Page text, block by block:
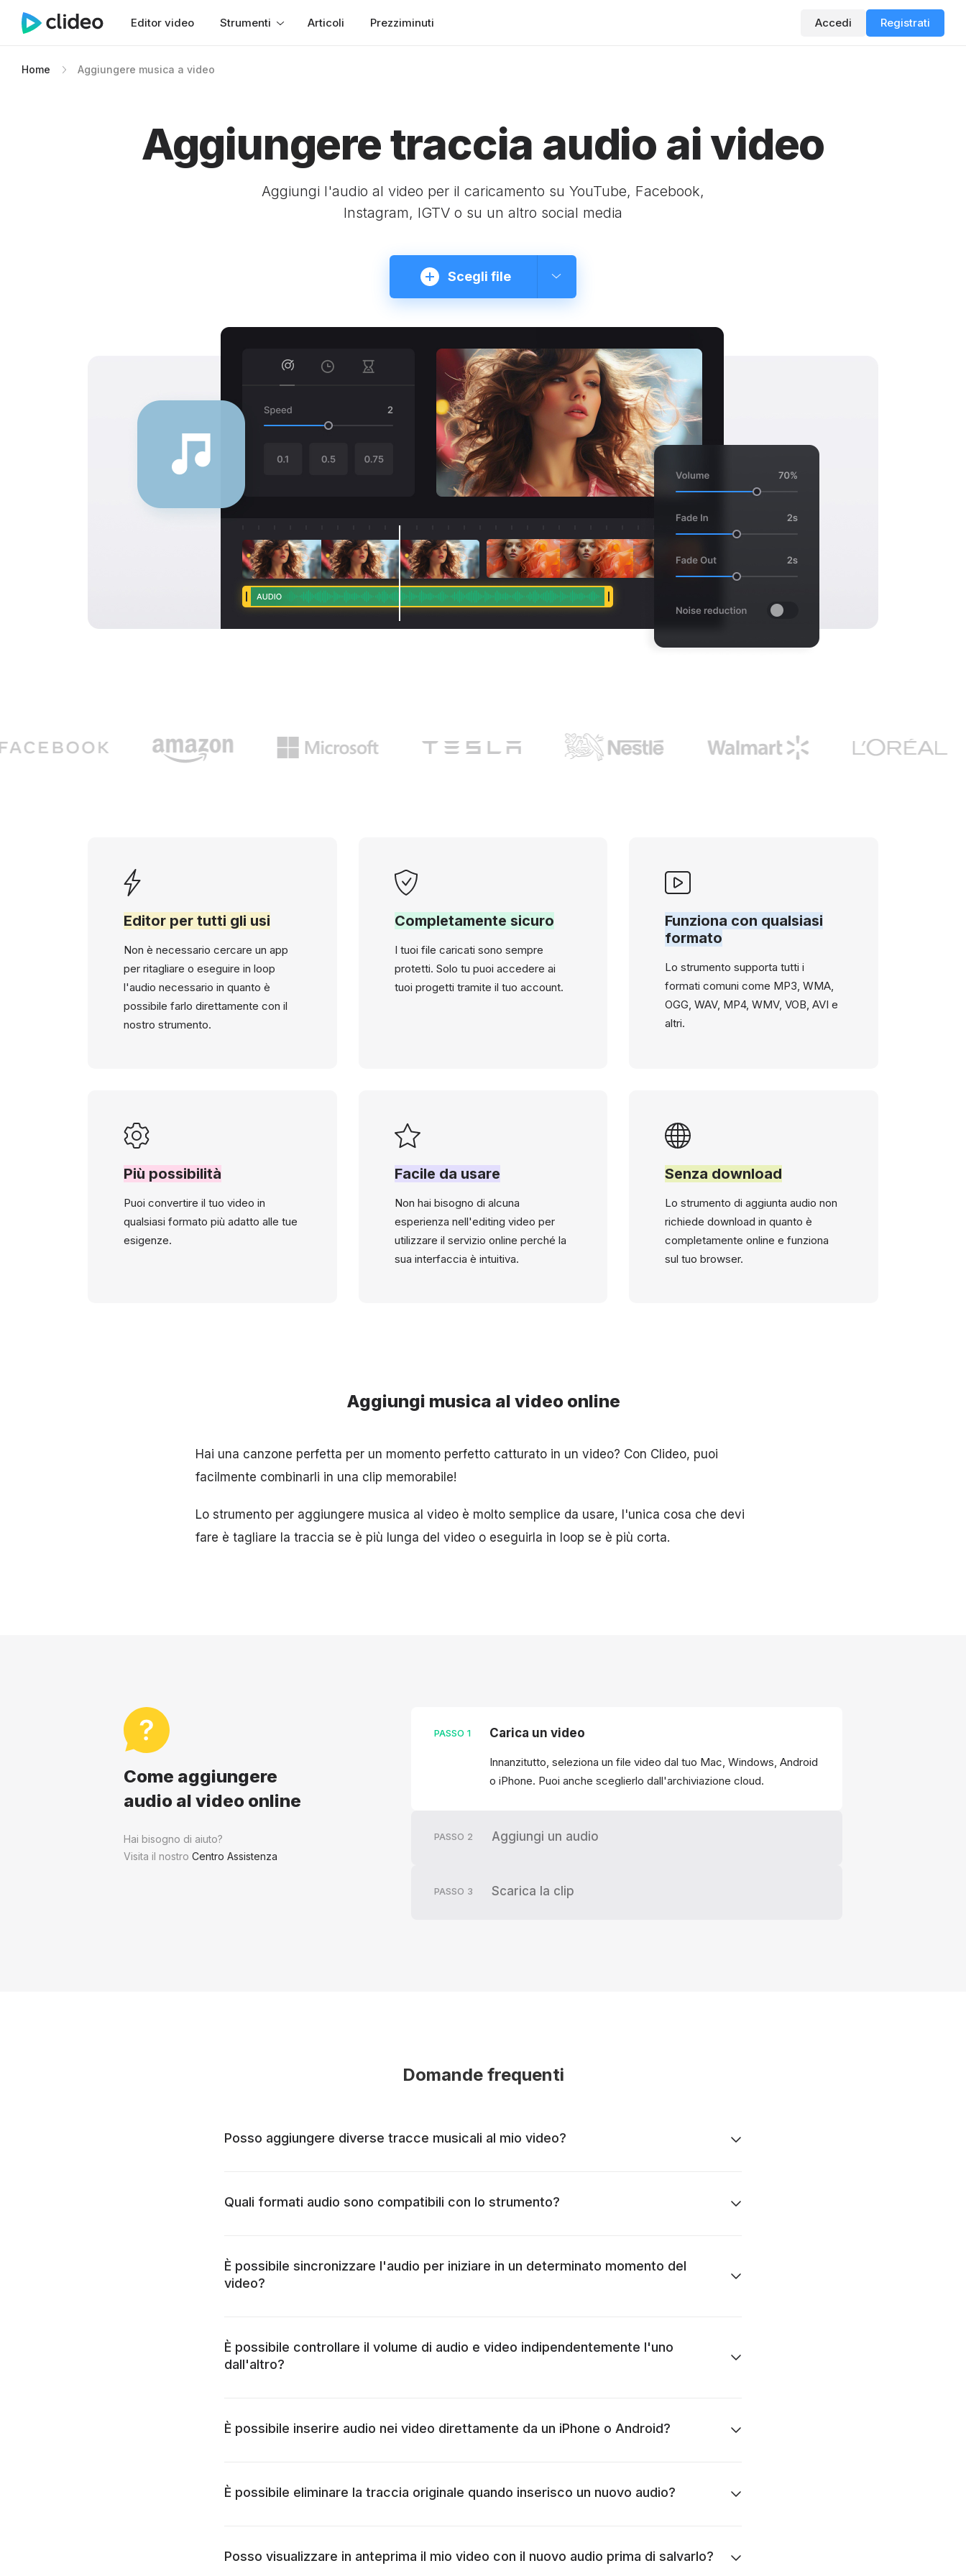
Editor video Strumenti Articoli Prezziminuti Accedi Registrati
Home Aggiungere musica a video
Aggiungere traccia audio ai video
Aggiungi l'audio al video per il caricamento su YouTube, Facebook,
Instagram, IGTV o su un altro social media
Scegli file
Editor per tutti gli usi
Non è necessario cercare un app
per ritagliare o eseguire in loop
l'audio necessario in quanto è
possibile farlo direttamente con il
nostro strumento.
Completamente sicuro
I tuoi file caricati sono sempre
protetti. Solo tu puoi accedere ai
tuoi progetti tramite il tuo account.
Funziona con qualsiasi
formato
Lo strumento supporta tutti i
formati comuni come MP3, WMA,
OGG, WAV, MP4, WMV, VOB, AVI e
altri.
Più possibilità
Puoi convertire il tuo video in
qualsiasi formato più adatto alle tue
esigenze.
Facile da usare
Non hai bisogno di alcuna
esperienza nell'editing video per
utilizzare il servizio online perché la
sua interfaccia è intuitiva.
Senza download
Lo strumento di aggiunta audio non
richiede download in quanto è
completamente online e funziona
sul tuo browser.
Aggiungi musica al video online
Hai una canzone perfetta per un momento perfetto catturato in un video? Con Clideo, puoi
facilmente combinarli in una clip memorabile!
Lo strumento per aggiungere musica al video è molto semplice da usare, l'unica cosa che devi
fare è tagliare la traccia se è più lunga del video o eseguirla in loop se è più corta.
Come aggiungere
audio al video online
Hai bisogno di aiuto?
Visita il nostro Centro Assistenza
PASSO 1 Carica un video
Innanzitutto, seleziona un file video dal tuo Mac, Windows, Android
o iPhone. Puoi anche sceglierlo dall'archiviazione cloud.
PASSO 2 Aggiungi un audio
PASSO 3 Scarica la clip
Domande frequenti
Posso aggiungere diverse tracce musicali al mio video?
Quali formati audio sono compatibili con lo strumento?
È possibile sincronizzare l'audio per iniziare in un determinato momento del
video?
È possibile controllare il volume di audio e video indipendentemente l'uno
dall'altro?
È possibile inserire audio nei video direttamente da un iPhone o Android?
È possibile eliminare la traccia originale quando inserisco un nuovo audio?
Posso visualizzare in anteprima il mio video con il nuovo audio prima di salvarlo?